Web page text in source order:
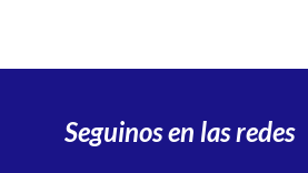
Seguinos en las redes